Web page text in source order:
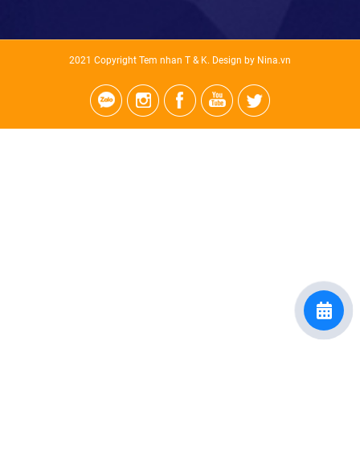
2021 Copyright Tem nhan T & K. Design by Nina.vn